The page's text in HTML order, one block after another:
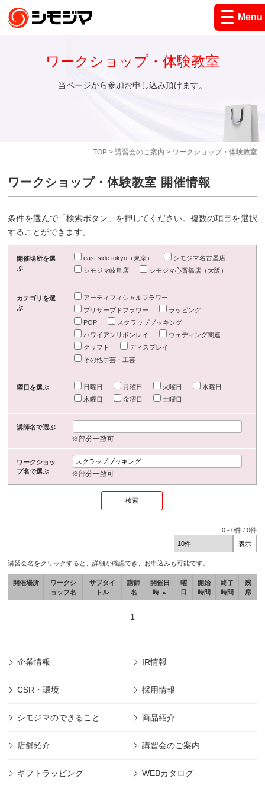
Menu
TOP> 講習会のご案内 > ワークショップ・体験教室
ワークショップ・体験教室
当ページから参加お申し込み頂けます。
ワークショップ・体験教室 開催情報
条件を選んで「検索ボタン」を押してください。複数の項目を選択
することができます。
開催場所を選
ぶ
east side tokyo（東京）
シモジマ名古屋店
シモジマ岐阜店
シモジマ心斎橋店（大阪）
カテゴリを選
ぶ
アーティフィシャルフラワー
プリザーブドフラワー
ラッピング
POP
スクラップブッキング
ハワイアンリボンレイ
ウェディング関連
クラフト
ディスプレイ
その他手芸・工芸
曜日を選ぶ 日曜日 月曜日 火曜日
水曜日
木曜日
金曜日 土曜日
講師名で選ぶ
※部分一致可
ワークショッ
プ名で選ぶ
※部分一致可
0 -0件 /0件
講習会名をクリックすると、詳細が確認でき、お申込みも可能です。
開催場所
ワークシ
ョップ名
サブタイ
トル
講師
名
開催日
時 ▲
曜
日
開始
時間
終了
時間
残
席
1
企業情報 IR情報
CSR・環境 採用情報
シモジマのできること 商品紹介
店舗紹介 講習会のご案内
ギフトラッピング WEBカタログ